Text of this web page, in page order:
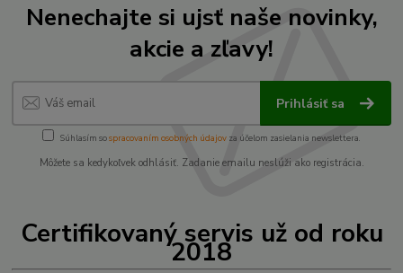
Nenechajte si ujsť naše novinky,
akcie a zľavy!
Prihlásiť sa
Súhlasím sospracovaním osobných údajov za účelom zasielania newslettera.
Môžete sa kedykoľvek odhlásiť. Zadanie emailu neslúži ako registrácia.
Certifikovaný servis už od roku
2018